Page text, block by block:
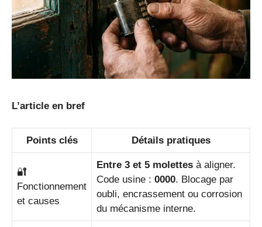
L’article en bref
Points clés Détails pratiques
🔐
Fonctionnement
et causes
Entre 3 et 5 molettes à aligner.
Code usine : 0000. Blocage par
oubli, encrassement ou corrosion
du mécanisme interne.